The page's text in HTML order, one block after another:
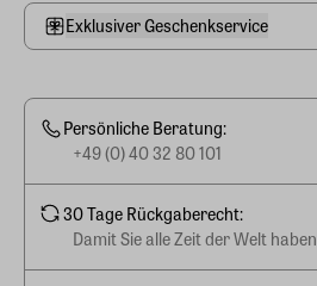
Exklusiver Geschenkservice
Persönliche Beratung:
+49 (0) 40 32 80 101
30 Tage Rückgaberecht:
Damit Sie alle Zeit der Welt haben